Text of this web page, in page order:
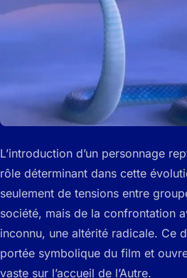
L’introduction d’un personnage
rôle déterminant dans cette
seulement de tensions entre
société, mais de la confrontation
inconnu, une altérité radicale. Ce
portée symbolique du film et
vaste sur l’accueil de l’Autre.